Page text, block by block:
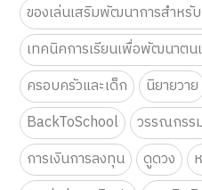
ของเล่นเสริมพัฒนาการสำหรั
เทคนิคการเรียนเพื่อพัฒนาตน
ครอบครัวและเด็ก
นิยายวาย
BackToSchool
วรรณกรร
การเงินการลงทุน
ดูดวง